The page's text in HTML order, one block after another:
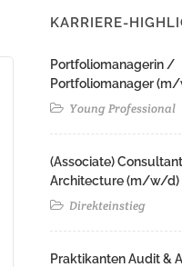
KARRIERE-
Portfoliomanagerin /
Portfoliomanager
Young Professional
(Associate)
Architecture (m/w/d)​ ​
Direkteinstieg
Praktikanten Audit &